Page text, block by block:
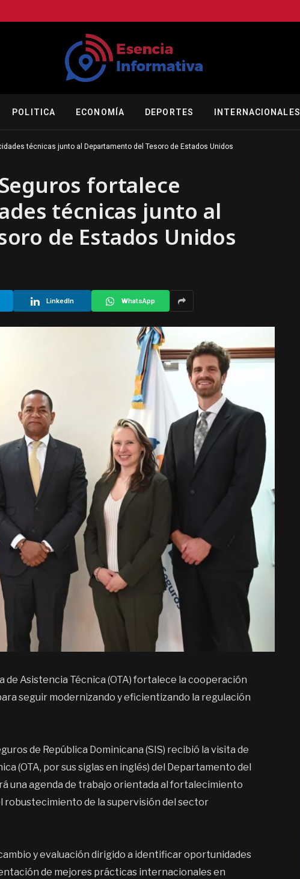
POLITICA ECONOMÍA DEPORTES INTERNACIONALES
técnicas junto al Departamento del Tesoro de Estados Unidos
fortalece
técnicas junto al
de Estados Unidos
LinkedIn WhatsApp
de Asistencia Técnica (OTA) fortalece la cooperación
seguir modernizando y eficientizando la regulación
de República Dominicana (SIS) recibió la visita de
(OTA, por sus siglas en inglés) del Departamento del
una agenda de trabajo orientada al fortalecimiento
robustecimiento de la supervisión del sector
y evaluación dirigido a identificar oportunidades
de mejores prácticas internacionales en